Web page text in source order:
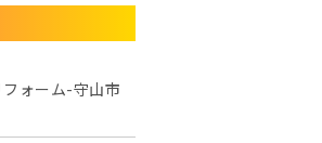
ォーム-守山市